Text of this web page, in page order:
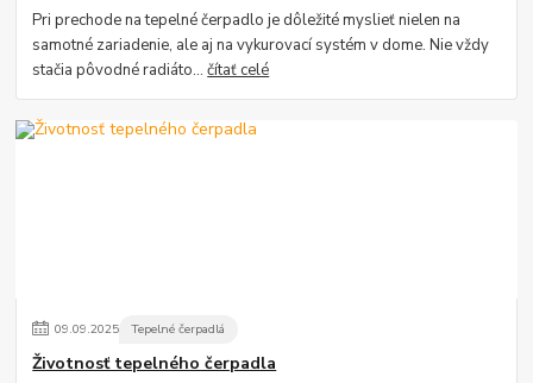
Pri prechode na tepelné čerpadlo je dôležité myslieť nielen na
samotné zariadenie, ale aj na vykurovací systém v dome. Nie vždy
stačia pôvodné radiáto...čítať celé
09.09.2025 Tepelné čerpadlá
Životnosť tepelného čerpadla